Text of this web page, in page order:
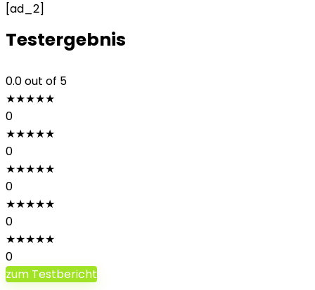
[ad_2]
Testergebnis
0.0out of 5
★★★★★
0
★★★★★
0
★★★★★
0
★★★★★
0
★★★★★
0
zum Testbericht